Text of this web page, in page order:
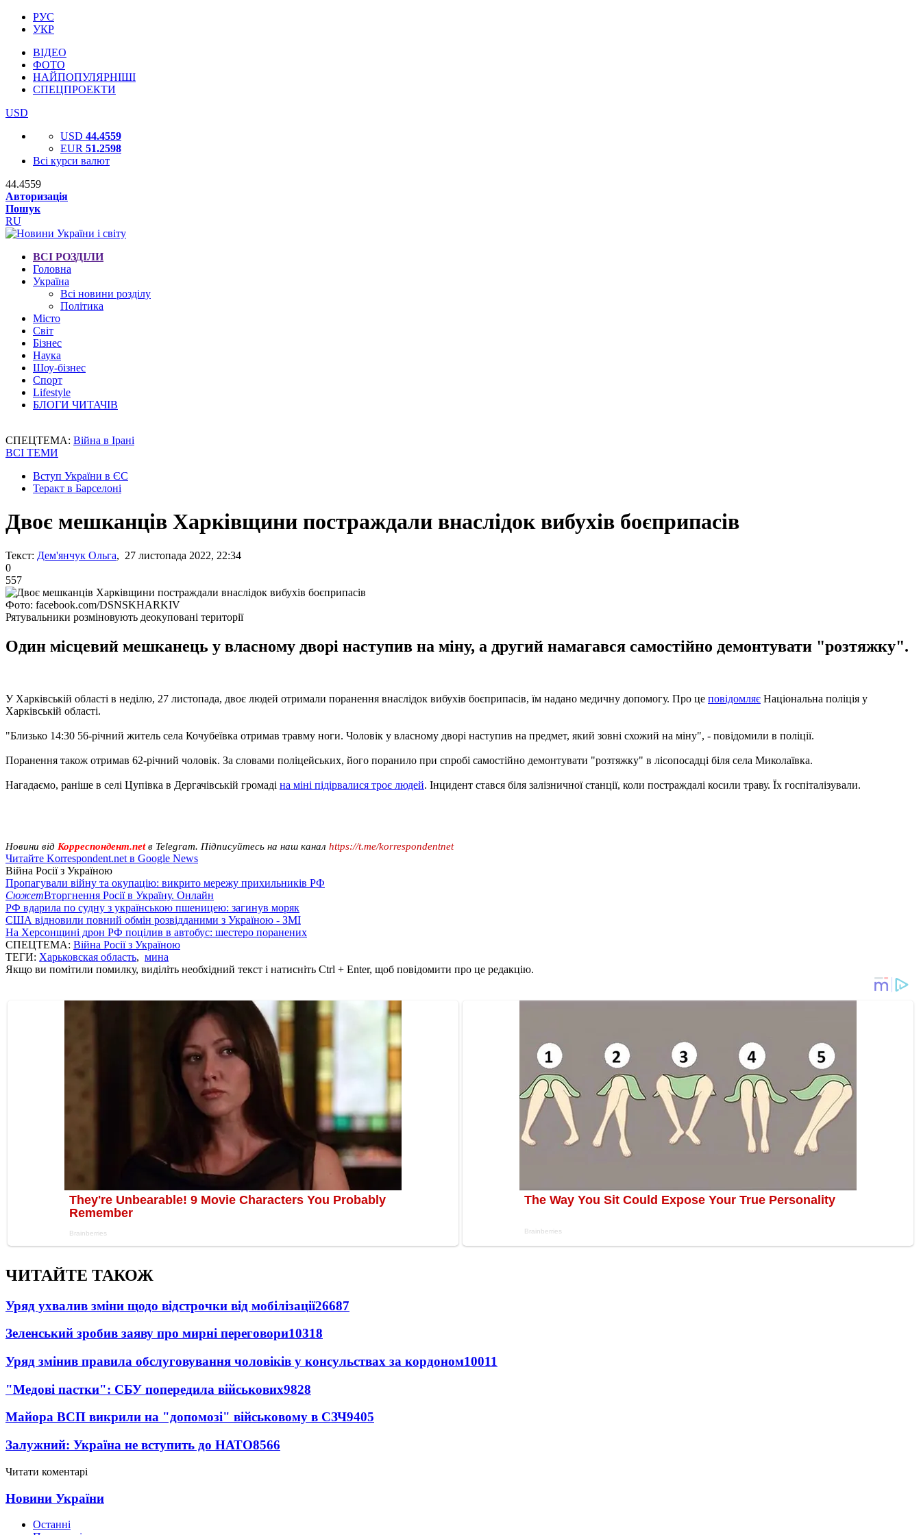
РУС
УКР
ВІДЕО
ФОТО
НАЙПОПУЛЯРНІШІ
СПЕЦПРОЕКТИ
USD
USD 44.4559
EUR 51.2598
Всі курси валют
44.4559
Авторизація
Пошук
RU
ВСІ РОЗДІЛИ
Головна
Україна
Всі новини розділу
Політика
Місто
Світ
Бізнес
Наука
Шоу-бізнес
Спорт
Lifestyle
БЛОГИ ЧИТАЧІВ
СПЕЦТЕМА: Війна в Ірані
ВСІ ТЕМИ
Вступ України в ЄС
Теракт в Барселоні
Двоє мешканців Харківщини постраждали внаслідок вибухів боєприпасів
Текст: Дем'янчук Ольга, 27 листопада 2022, 22:34
0
557
Фото: facebook.com/DSNSKHARKIV
Рятувальники розміновують деокуповані території
Один місцевий мешканець у власному дворі наступив на міну, а другий намагався самостійно демонтувати "розтяжку".
У Харківській області в неділю, 27 листопада, двоє людей отримали поранення внаслідок вибухів боєприпасів, їм надано медичну допомогу. Про це повідомляє Національна поліція у
Харківській області.
"Близько 14:30 56-річний житель села Кочубеївка отримав травму ноги. Чоловік у власному дворі наступив на предмет, який зовні схожий на міну", - повідомили в поліції.
Поранення також отримав 62-річний чоловік. За словами поліцейських, його поранило при спробі самостійно демонтувати "розтяжку" в лісопосадці біля села Миколаївка.
Нагадаємо, раніше в селі Цупівка в Дергачівській громаді на міні підірвалися троє людей. Інцидент стався біля залізничної станції, коли постраждалі косили траву. Їх госпіталізували.
Новини від Корреспондент.netв Telegram. Підписуйтесь на наш канал https://t.me/korrespondentnet
Читайте Korrespondent.net в Google News
Війна Росії з Україною
Пропагували війну та окупацію: викрито мережу прихильників РФ
СюжетВторгнення Росії в Україну. Онлайн
РФ вдарила по судну з українською пшеницею: загинув моряк
США відновили повний обмін розвідданими з Україною - ЗМІ
На Херсонщині дрон РФ поцілив в автобус: шестеро поранених
СПЕЦТЕМА: Війна Росії з Україною
ТЕГИ: Харьковская область, мина
Якщо ви помітили помилку, виділіть необхідний текст і натисніть Ctrl + Enter, щоб повідомити про це редакцію.
ЧИТАЙТЕ ТАКОЖ
Уряд ухвалив зміни щодо відстрочки від мобілізації26687
Зеленський зробив заяву про мирні переговори10318
Уряд змінив правила обслуговування чоловіків у консульствах за кордоном10011
"Медові пастки": СБУ попередила військових9828
Майора ВСП викрили на "допомозі" військовому в СЗЧ9405
Залужний: Україна не вступить до НАТО8566
Читати коментарі
Новини України
Останні